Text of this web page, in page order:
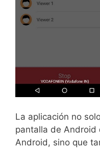
La aplicación no
pantalla de Android
Android, sino que